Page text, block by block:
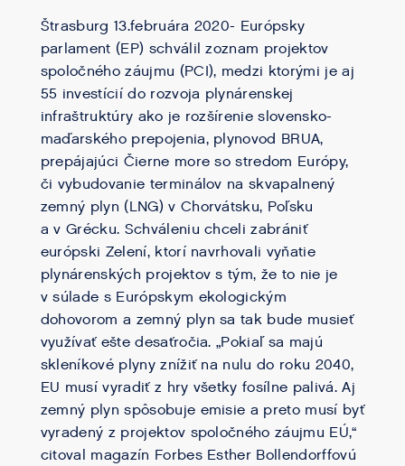
Štrasburg 13.februára 2020- Európsky
parlament (EP) schválil zoznam projektov
spoločného záujmu (PCI), medzi ktorými je aj
55 investícií do rozvoja plynárenskej
infraštruktúry ako je rozšírenie slovensko-
maďarského prepojenia, plynovod BRUA,
prepájajúci Čierne more so stredom Európy,
či vybudovanie terminálov na skvapalnený
zemný plyn (LNG) v Chorvátsku, Poľsku
a v Grécku. Schváleniu chceli zabrániť
európski Zelení, ktorí navrhovali vyňatie
plynárenských projektov s tým, že to nie je
v súlade s Európskym ekologickým
dohovorom a zemný plyn sa tak bude musieť
využívať ešte desaťročia. „Pokiaľ sa majú
skleníkové plyny znížiť na nulu do roku 2040,
EU musí vyradiť z hry všetky fosílne palivá. Aj
zemný plyn spôsobuje emisie a preto musí byť
vyradený z projektov spoločného záujmu EÚ,“
citoval magazín Forbes Esther Bollendorffovú